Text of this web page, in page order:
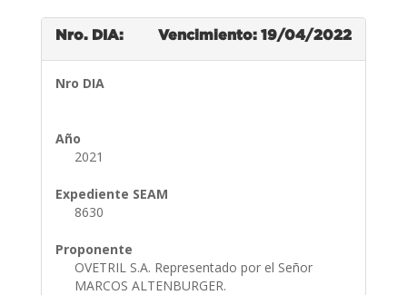
Nro. DIA: Vencimiento: 19/04/2022
Nro DIA
Año
2021
Expediente SEAM
8630
Proponente
OVETRIL S.A. Representado por el Señor
MARCOS ALTENBURGER.